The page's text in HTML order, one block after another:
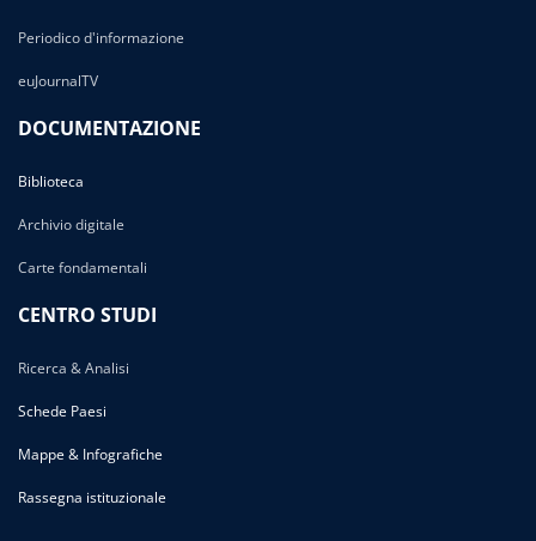
Periodico d'informazione
euJournalTV
DOCUMENTAZIONE
Biblioteca
Archivio digitale
Carte fondamentali
CENTRO STUDI
Ricerca & Analisi
Schede Paesi
Mappe & Infografiche
Rassegna istituzionale